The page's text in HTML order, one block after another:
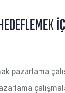
pazarlama